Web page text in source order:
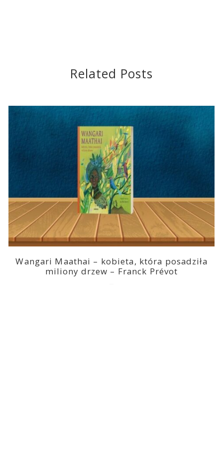
Related Posts
Wangari Maathai – kobieta, która posadziła
miliony drzew – Franck Prévot